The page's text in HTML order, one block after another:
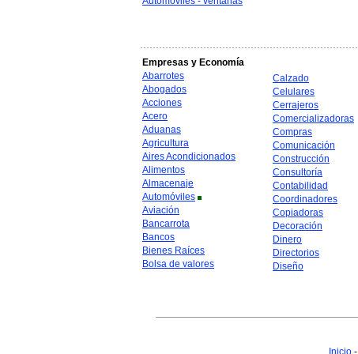
Empresas y Economía
Abarrotes
Abogados
Acciones
Acero
Aduanas
Agricultura
Aires Acondicionados
Alimentos
Almacenaje
Automóviles
Aviación
Bancarrota
Bancos
Bienes Raíces
Bolsa de valores
Calzado
Celulares
Cerrajeros
Comercializadoras
Compras
Comunicación
Construcción
Consultoría
Contabilidad
Coordinadores
Copiadoras
Decoración
Dinero
Directorios
Diseño
Inicio -